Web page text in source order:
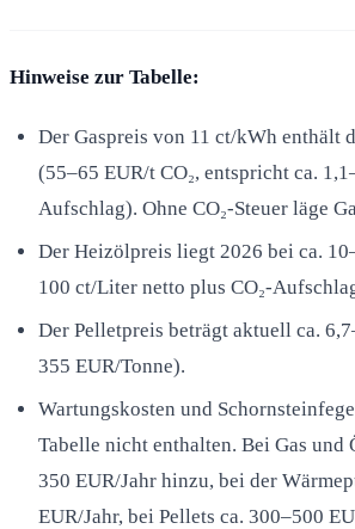
Hinweise zur Tabelle:
Der Gaspreis von 11 ct/kWh enthält
(55–65 EUR/t CO₂, entspricht ca.
Aufschlag). Ohne CO₂-Steuer läge
Der Heizölpreis liegt 2026 bei ca.
100 ct/Liter netto plus CO₂-
Der Pelletpreis beträgt aktuell ca.
355 EUR/Tonne).
Wartungskosten und
Tabelle nicht enthalten. Bei Gas und
350 EUR/Jahr hinzu, bei der
EUR/Jahr, bei Pellets ca. 300–500